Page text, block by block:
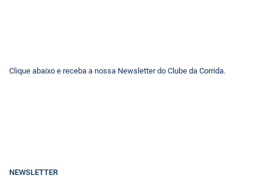
Clique abaixo e receba a nossa Newsletter do Clube da Corrida.
NEWSLETTER